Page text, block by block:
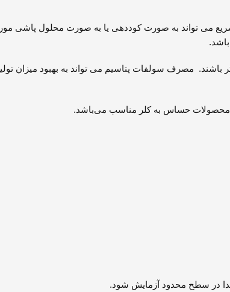
می تواند به صورت کوددهی یا به صورت محلول پاشی
مصرف سولفات پتاسیم می تواند به بهبود میزان
محصولات حساس به کلر مناسب می‌باشد.
در سطح محدود آزمایش شود.